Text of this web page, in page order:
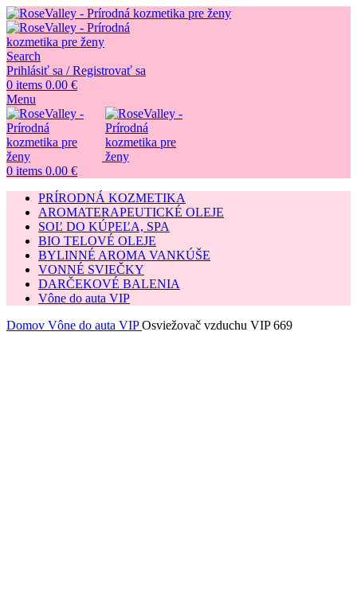
Search
Prihlásiť sa / Registrovať sa
0 items 0.00 €
Menu
0 items 0.00 €
PRÍRODNÁ KOZMETIKA
AROMATERAPEUTICKÉ OLEJE
SOĽ DO KÚPEĽA, SPA
BIO TELOVÉ OLEJE
BYLINNÉ AROMA VANKÚŠE
VONNÉ SVIEČKY
DARČEKOVÉ BALENIA
Vône do auta VIP
Domov Vône do auta VIPOsviežovač vzduchu VIP 669